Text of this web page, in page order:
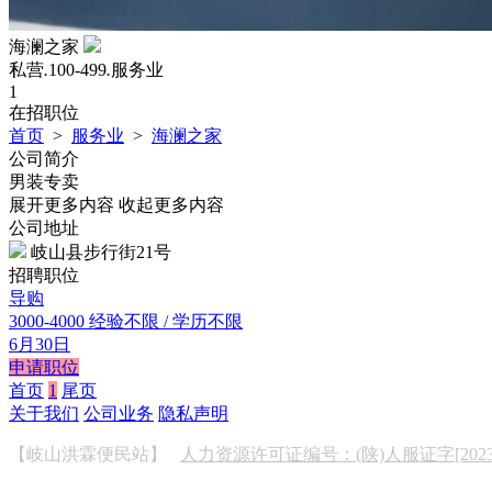
海澜之家
私营.100-499.服务业
1
在招职位
首页 > 服务业 > 海澜之家
公司简介
男装专卖
展开更多内容 收起更多内容
公司地址
岐山县步行街21号
招聘职位
导购
3000-4000 经验不限 / 学历不限
6月30日
申请职位
首页 1 尾页
关于我们 公司业务 隐私声明
【岐山洪霖便民站】 人力资源许可证编号：(陕)人服证字